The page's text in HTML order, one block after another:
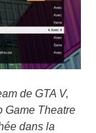
de GTA V,
Game Theatre
dans la